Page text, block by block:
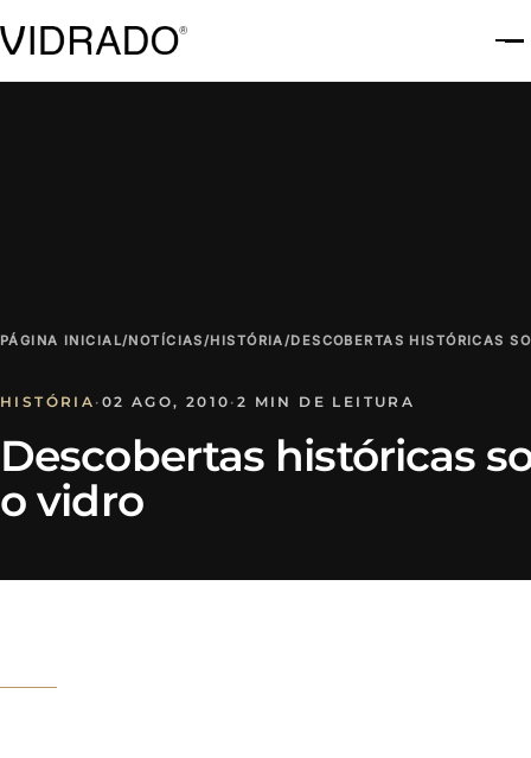
PÁGINA INICIAL/NOTÍCIAS/HISTÓRIA/DESCOBERTAS HISTÓRICAS
HISTÓRIA · 02 AGO, 2010 · 2 MIN DE LEITURA
Descobertas históricas
o vidro